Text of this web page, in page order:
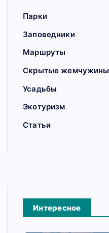
Парки
Заповедники
Маршруты
Скрытые жемчужины
Усадьбы
Экотуризм
Статьи
Интересное